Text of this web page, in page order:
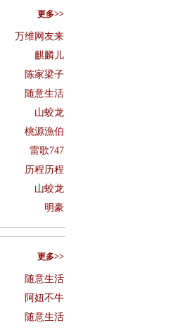
更多>>
万维网友来
麒麟儿
陈家梁子
随意生活
山蛟龙
桃源漁伯
雷歌747
历程历程
山蛟龙
明豪
更多>>
随意生活
阿妞不牛
随意生活